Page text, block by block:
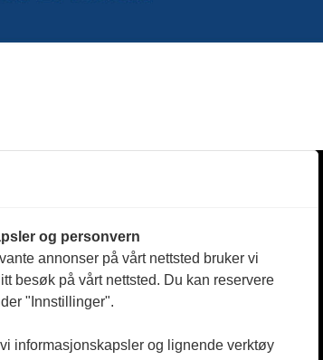
Reportasje
Produkter
Jobbmarked
og personvern
annonser på vårt nettsted bruker vi
besøk på vårt nettsted. Du kan reservere
"Innstillinger".
informasjonskapsler og lignende verktøy